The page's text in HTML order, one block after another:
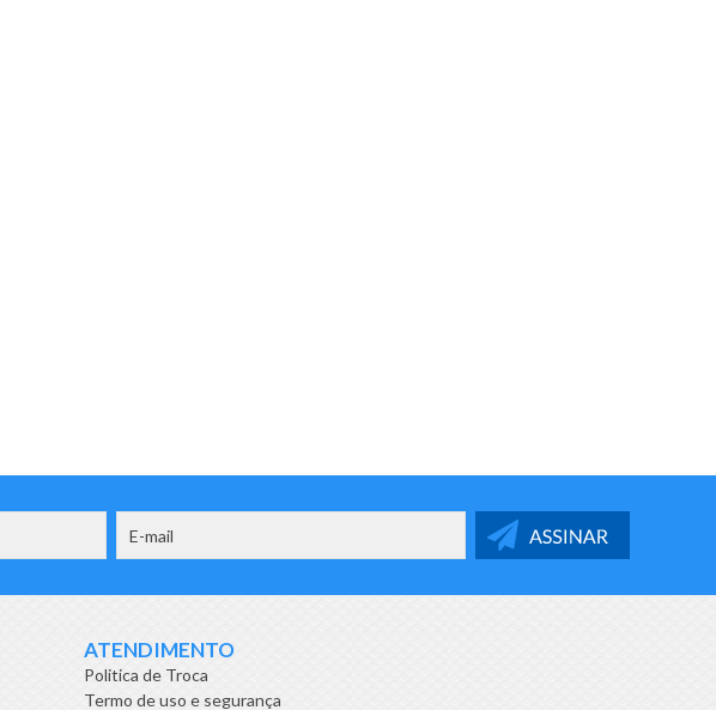
ATENDIMENTO
Politica de Troca
Termo de uso e segurança